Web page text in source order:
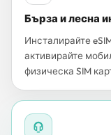
Бърза и лесна
Инсталирайте
активирайте
физическа SIM